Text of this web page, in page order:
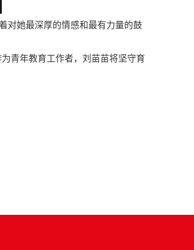
对她最深厚的情感和最有力量的鼓
青年教育工作者，刘苗苗将坚守育